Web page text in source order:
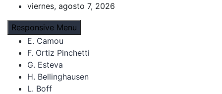
content
viernes, agosto 7, 2026
Responsive Menu
E. Camou
F. Ortiz Pinchetti
G. Esteva
H. Bellinghausen
L. Boff